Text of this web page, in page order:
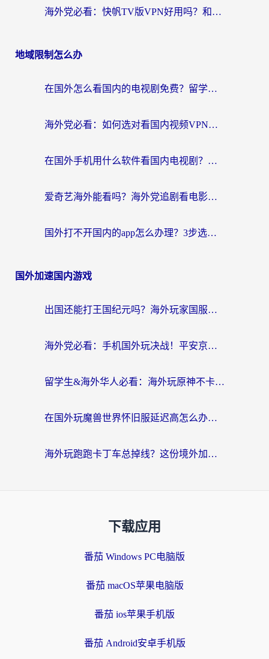
海外党必看：快帆TV版VPN好用吗？和豌豆IP VPN对比哪个回国效果更好？附真实体验与选择指南
地域限制怎么办
在国外怎么看国内的电视剧免费？留学生亲测有效的回国加速器选择指南
海外党必看：如何选对看国内视频VPN，轻松解决12123登录难题？
在国外手机用什么软件看国内电视剧？海外党亲测的实用指南
爱奇艺海外能看吗？海外党追剧看电影的终极回国加速器指南
国外打不开国内的app怎么办理？3步选对加速器，刷剧办业务都不愁
国外加速国内游戏
出国还能打王国纪元吗？海外玩家国服游戏畅玩终极指南
海外党必看：手机国外玩决战！平安京加速器推荐——解决延迟卡顿的终极方案
留学生&海外华人必看：海外玩原神不卡顿的秘密——原神加速器选择与使用全攻略
在国外玩魔兽世界怀旧服延迟高怎么办？老玩家亲测有效的加速器选择指南
海外玩跑跑卡丁车总掉线？这份境外加速指南帮你零延迟漂移！
下载应用
番茄 Windows PC电脑版
番茄 macOS苹果电脑版
番茄 ios苹果手机版
番茄 Android安卓手机版